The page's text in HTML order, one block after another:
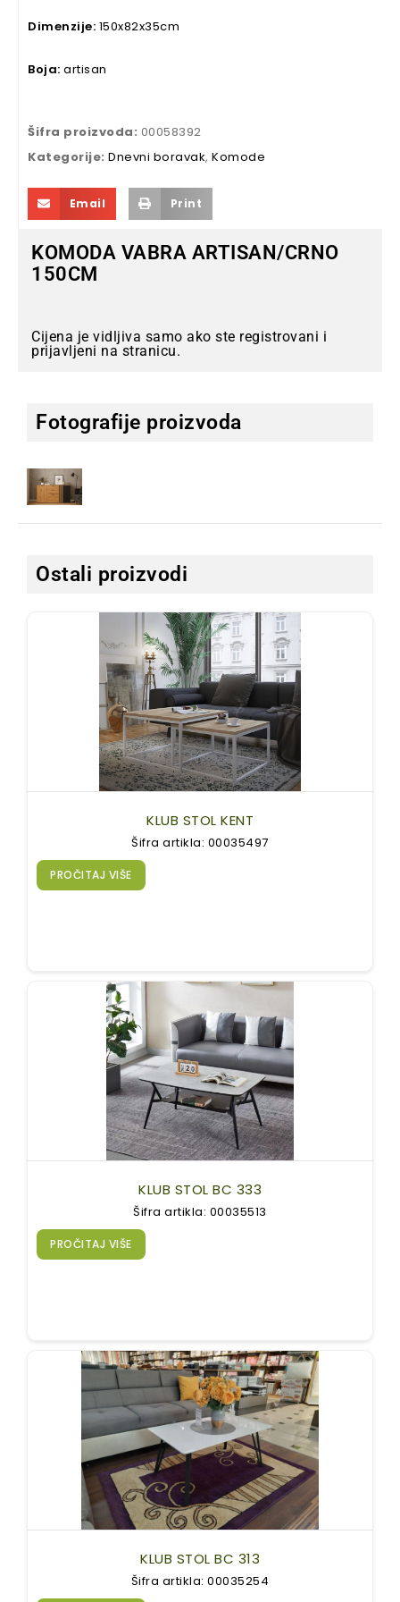
Dimenzije: 150x82x35cm
Boja: artisan
Šifra proizvoda: 00058392
Kategorije: Dnevni boravak, Komode
Email Print
KOMODA VABRA ARTISAN/CRNO
150CM
Cijena je vidljiva samo ako ste registrovani i
prijavljeni na stranicu.
Fotografije proizvoda
Ostali proizvodi
KLUB STOL KENT
Šifra artikla: 00035497
PROČITAJ VIŠE
KLUB STOL BC 333
Šifra artikla: 00035513
PROČITAJ VIŠE
KLUB STOL BC 313
Šifra artikla: 00035254